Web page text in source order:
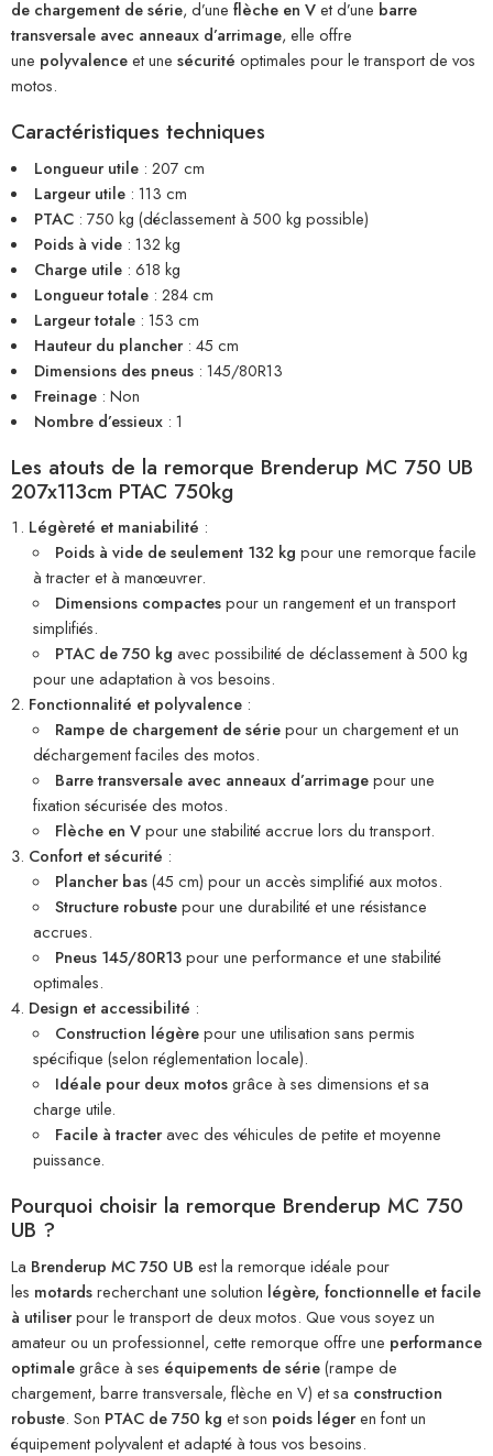
de chargement de série, d’une flèche en Vet d’une barre
transversale avec anneaux d’arrimage, elle offre
une polyvalenceet une sécurité optimales pour le transport de vos
motos.
Caractéristiques techniques
Longueur utile: 207 cm
Largeur utile: 113 cm
PTAC: 750 kg (déclassement à 500 kg possible)
Poids à vide: 132 kg
Charge utile: 618 kg
Longueur totale: 284 cm
Largeur totale: 153 cm
Hauteur du plancher: 45 cm
Dimensions des pneus: 145/80R13
Freinage: Non
Nombre d’essieux: 1
Les atouts de la remorque Brenderup MC 750 UB
207x113cm PTAC 750kg
Légèreté et maniabilité :
Poids à vide de seulement 132 kg pour une remorque facile
à tracter et à manœuvrer.
Dimensions compactespour un rangement et un transport
simplifiés.
PTAC de 750 kg avec possibilité de déclassement à 500 kg
pour une adaptation à vos besoins.
Fonctionnalité et polyvalence :
Rampe de chargement de sériepour un chargement et un
déchargement faciles des motos.
Barre transversale avec anneaux d’arrimagepour une
fixation sécurisée des motos.
Flèche en Vpour une stabilité accrue lors du transport.
Confort et sécurité :
Plancher bas(45 cm) pour un accès simplifié aux motos.
Structure robustepour une durabilité et une résistance
accrues.
Pneus 145/80R13pour une performance et une stabilité
optimales.
Design et accessibilité :
Construction légèrepour une utilisation sans permis
spécifique (selon réglementation locale).
Idéale pour deux motosgrâce à ses dimensions et sa
charge utile.
Facile à tracteravec des véhicules de petite et moyenne
puissance.
Pourquoi choisir la remorque Brenderup MC 750
UB ?
La Brenderup MC 750 UB est la remorque idéale pour
les motardsrecherchant une solution légère, fonctionnelle et facile
à utiliserpour le transport de deux motos. Que vous soyez un
amateur ou un professionnel, cette remorque offre une performance
optimalegrâce à ses équipements de série(rampe de
chargement, barre transversale, flèche en V) et sa construction
robuste. Son PTAC de 750 kg et son poids légeren font un
équipement polyvalent et adapté à tous vos besoins.